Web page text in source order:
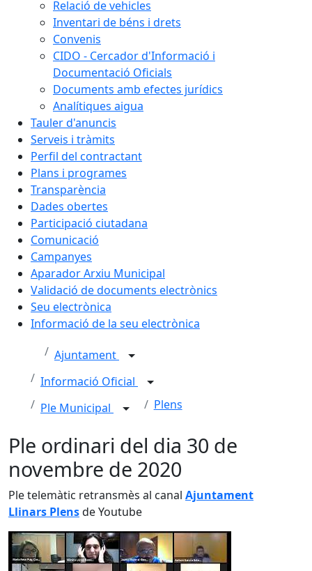
Relació de vehicles
Inventari de béns i drets
Convenis
CIDO - Cercador d'Informació i
Documentació Oficials
Documents amb efectes jurídics
Analítiques aigua
Tauler d'anuncis
Serveis i tràmits
Perfil del contractant
Plans i programes
Transparència
Dades obertes
Participació ciutadana
Comunicació
Campanyes
Aparador Arxiu Municipal
Validació de documents electrònics
Seu electrònica
Informació de la seu electrònica
Ajuntament
Informació Oficial
Ple Municipal
Plens
Ple ordinari del dia 30 de
novembre de 2020
Ple telemàtic retransmès al canal Ajuntament
Llinars Plensde Youtube